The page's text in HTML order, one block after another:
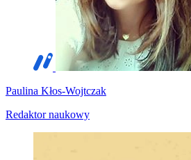
Paulina Kłos-Wojtczak
Redaktor naukowy